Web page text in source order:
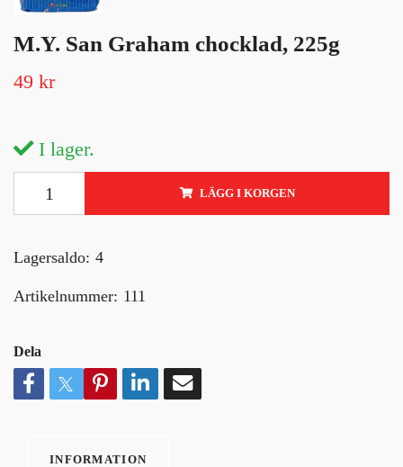
M.Y. San Graham chocklad, 225g
49 kr
I lager.
LÄGG I KORGEN
Lagersaldo: 4
Artikelnummer: 111
Dela
INFORMATION